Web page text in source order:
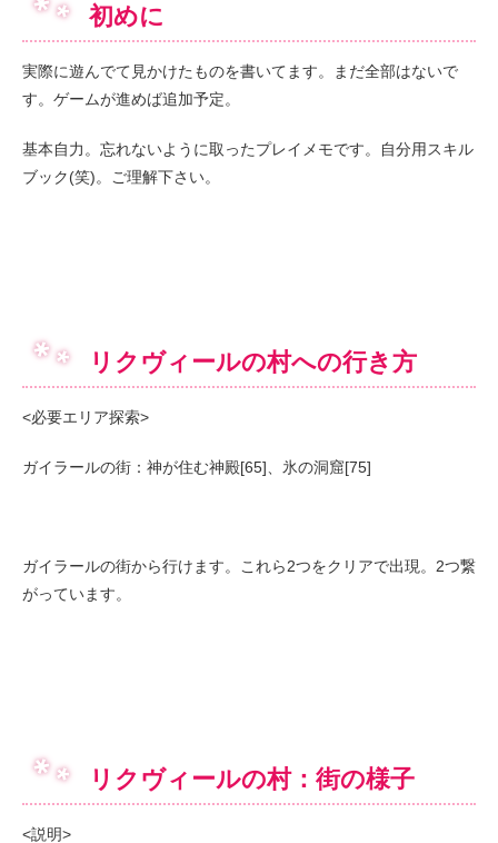
初めに
実際に遊んでて見かけたものを書いてます。まだ全部はないで
す。ゲームが進めば追加予定。
基本自力。忘れないように取ったプレイメモです。自分用スキル
ブック(笑)。ご理解下さい。
リクヴィールの村への行き方
<必要エリア探索>
ガイラールの街：神が住む神殿[65]、氷の洞窟[75]
ガイラールの街から行けます。これら2つをクリアで出現。2つ繋
がっています。
リクヴィールの村：街の様子
<説明>